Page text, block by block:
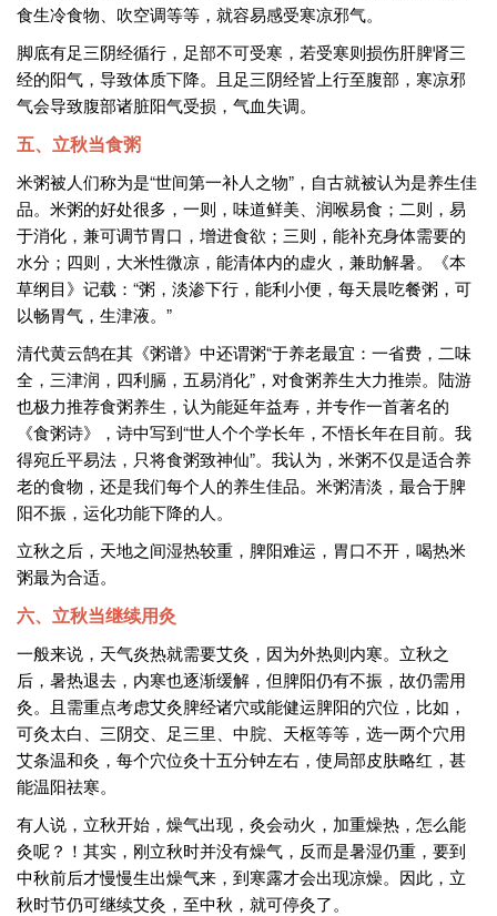
食生冷食物、吹空调等等，就容易感受寒凉邪气。
脚底有足三阴经循行，足部不可受寒，若受寒则损伤肝脾肾三
经的阳气，导致体质下降。且足三阴经皆上行至腹部，寒凉邪
气会导致腹部诸脏阳气受损，气血失调。
​​五、立秋当食粥
米粥被人们称为是“世间第一补人之物”，自古就被认为是养生佳
品。米粥的好处很多，一则，味道鲜美、润喉易食；二则，易
于消化，兼可调节胃口，增进食欲；三则，能补充身体需要的
水分；四则，大米性微凉，能清体内的虚火，兼助解暑。《本
草纲目》记载：“粥，淡渗下行，能利小便，每天晨吃餐粥，可
以畅胃气，生津液。”
清代黄云鹄在其《粥谱》中还谓粥“于养老最宜：一省费，二味
全，三津润，四利膈，五易消化”，对食粥养生大力推崇。陆游
也极力推荐食粥养生，认为能延年益寿，并专作一首著名的
《食粥诗》，诗中写到“世人个个学长年，不悟长年在目前。我
得宛丘平易法，只将食粥致神仙”。我认为，米粥不仅是适合养
老的食物，还是我们每个人的养生佳品。米粥清淡，最合于脾
阳不振，运化功能下降的人。
立秋之后，天地之间湿热较重，脾阳难运，胃口不开，喝热米
粥最为合适。
六、立秋当继续用灸
一般来说，天气炎热就需要艾灸，因为外热则内寒。立秋之
后，暑热退去，内寒也逐渐缓解，但脾阳仍有不振，故仍需用
灸。且需重点考虑艾灸脾经诸穴或能健运脾阳的穴位，比如，
可灸太白、三阴交、足三里、中脘、天枢等等，选一两个穴用
艾条温和灸，每个穴位灸十五分钟左右，使局部皮肤略红，甚
能温阳祛寒。
有人说，立秋开始，燥气出现，灸会动火，加重燥热，怎么能
灸呢？！其实，刚立秋时并没有燥气，反而是暑湿仍重，要到
中秋前后才慢慢生出燥气来，到寒露才会出现凉燥。因此，立
秋时节仍可继续艾灸，至中秋，就可停灸了。